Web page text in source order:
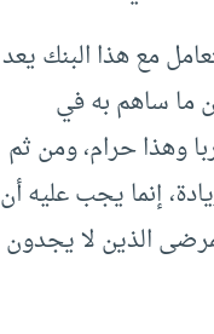
مع هذا البنك يعد
ما ساهم به في
وهذا حرام، ومن ثم
إنما يجب عليه أن
الذين لا يجدون